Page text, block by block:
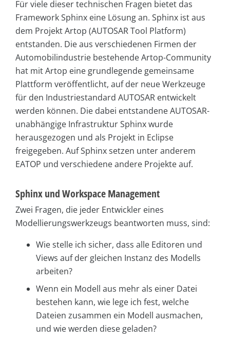
Für viele dieser technischen Fragen bietet das
Framework Sphinx eine Lösung an. Sphinx ist aus
dem Projekt Artop (AUTOSAR Tool Platform)
entstanden. Die aus verschiedenen Firmen der
Automobilindustrie bestehende Artop-Community
hat mit Artop eine grundlegende gemeinsame
Plattform veröffentlicht, auf der neue Werkzeuge
für den Industriestandard AUTOSAR entwickelt
werden können. Die dabei entstandene AUTOSAR-
unabhängige Infrastruktur Sphinx wurde
herausgezogen und als Projekt in Eclipse
freigegeben. Auf Sphinx setzen unter anderem
EATOP und verschiedene andere Projekte auf.
Sphinx und Workspace Management
Zwei Fragen, die jeder Entwickler eines
Modellierungswerkzeugs beantworten muss, sind:
Wie stelle ich sicher, dass alle Editoren und
Views auf der gleichen Instanz des Modells
arbeiten?
Wenn ein Modell aus mehr als einer Datei
bestehen kann, wie lege ich fest, welche
Dateien zusammen ein Modell ausmachen,
und wie werden diese geladen?